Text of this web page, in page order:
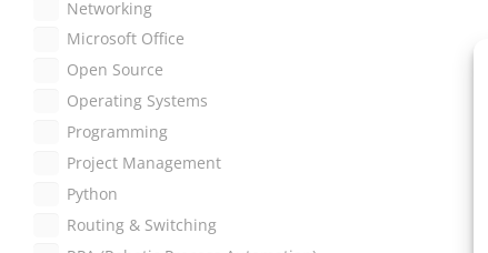
Networking
Microsoft Office
Open Source
Operating Systems
Programming
Project Management
Python
Routing & Switching